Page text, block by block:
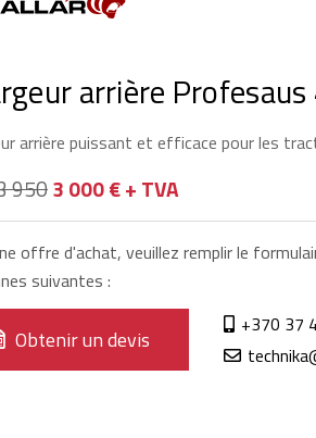
arrière Profesaus
arrière puissant et efficace pour les
9503 000 € + TVA
offre d'achat, veuillez remplir le
suivantes :
Obtenir un devis
+370 37